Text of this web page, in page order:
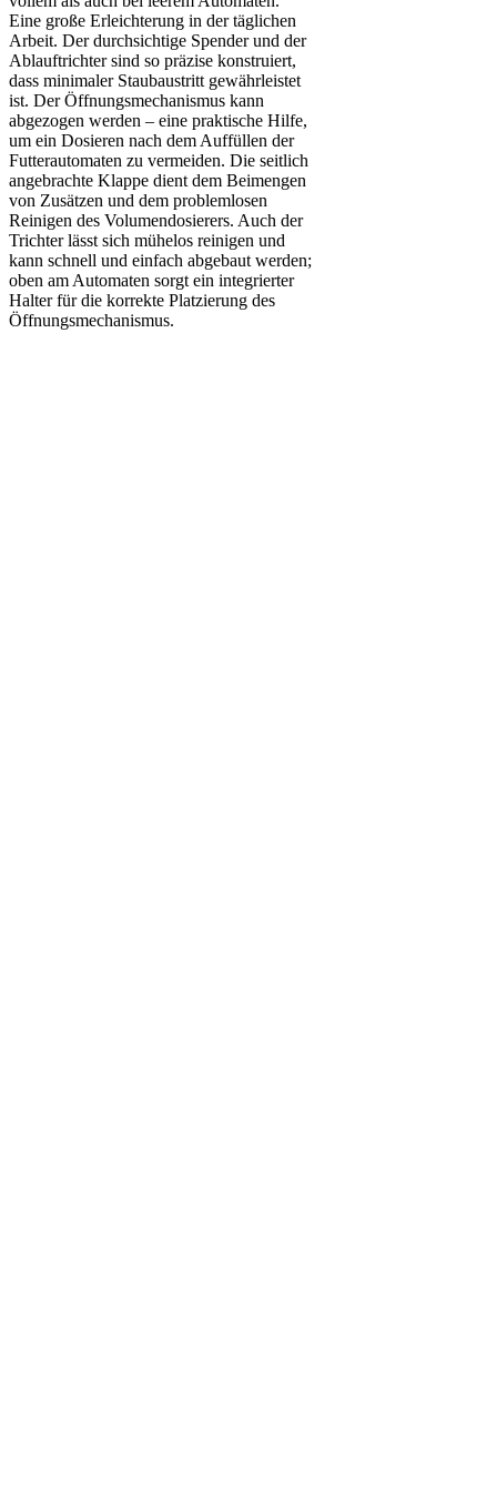
Eine große Erleichterung in der täglichen
Arbeit. Der durchsichtige Spender und der
Ablauftrichter sind so präzise konstruiert,
dass minimaler Staubaustritt gewährleistet
ist. Der Öffnungsmechanismus kann
abgezogen werden – eine praktische Hilfe,
um ein Dosieren nach dem Auffüllen der
Futterautomaten zu vermeiden. Die seitlich
angebrachte Klappe dient dem Beimengen
von Zusätzen und dem problemlosen
Reinigen des Volumendosierers. Auch der
Trichter lässt sich mühelos reinigen und
kann schnell und einfach abgebaut werden;
oben am Automaten sorgt ein integrierter
Halter für die korrekte Platzierung des
Öffnungsmechanismus.